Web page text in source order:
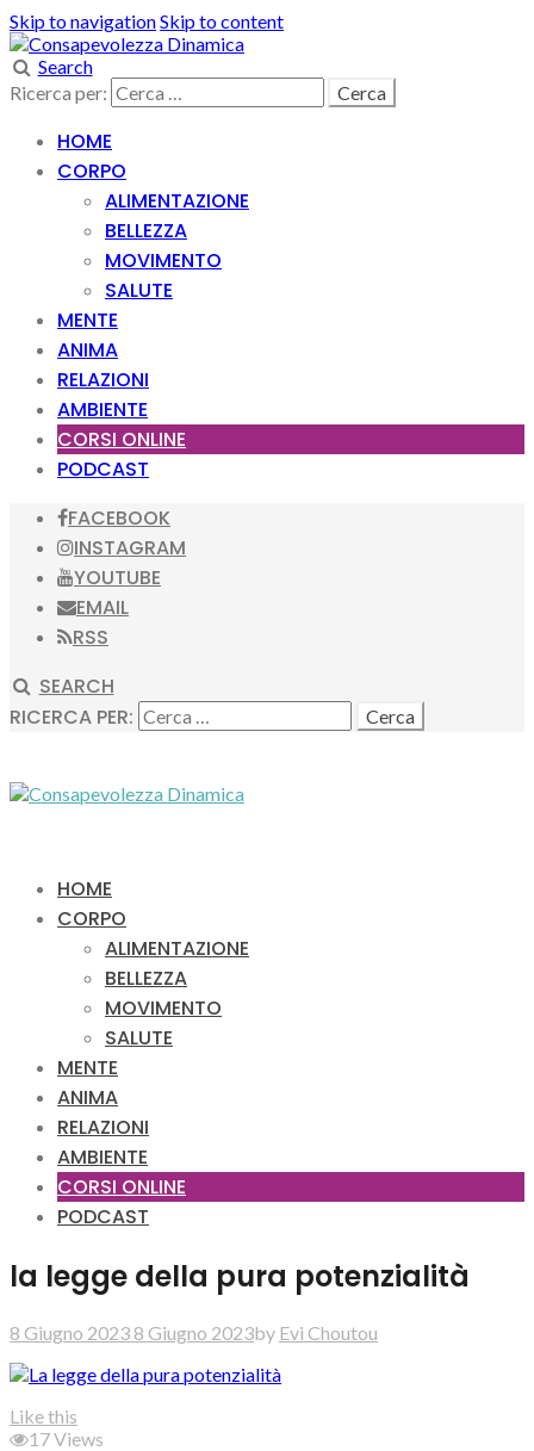
Skip to navigationSkip to content
Search
Ricerca per:
HOME
CORPO
ALIMENTAZIONE
BELLEZZA
MOVIMENTO
SALUTE
MENTE
ANIMA
RELAZIONI
AMBIENTE
CORSI ONLINE
PODCAST
FACEBOOK
INSTAGRAM
YOUTUBE
EMAIL
RSS
SEARCH
RICERCA PER:
HOME
CORPO
ALIMENTAZIONE
BELLEZZA
MOVIMENTO
SALUTE
MENTE
ANIMA
RELAZIONI
AMBIENTE
CORSI ONLINE
PODCAST
la legge della pura potenzialità
8 Giugno 2023 8 Giugno 2023by Evi Choutou
Like this
17Views